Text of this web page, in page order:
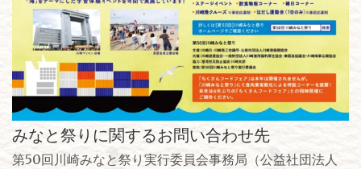
みなと祭りに関するお問い合わせ先
第50回川崎みなと祭り実行委員会事務局（公益社団法人